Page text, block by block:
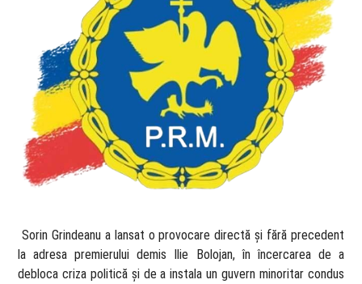
​ Sorin Grindeanu a lansat o provocare directă și fără precedent
la adresa premierului demis Ilie Bolojan, în încercarea de a
debloca criza politică și de a instala un guvern minoritar condus